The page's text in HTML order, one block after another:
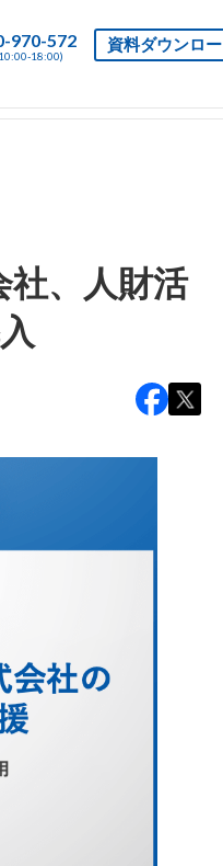
970-572
18:00)
資料ダウンロー
ド
、人財活